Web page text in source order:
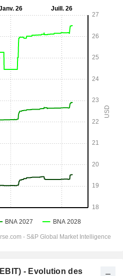
- Evolution des